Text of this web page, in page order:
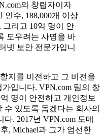
의 창립자이자
인수, 188,000개 이상
리고 10억 명이 안
도우려는 사명을 바
넷 보안 전문가입니
지를 비전하고 그 비전을
입니다. VPN.com 팀의 창
명이 안전하고 개인정보
수 있도록 돕겠다는 회사의
. 2017년 VPN.com 도메
, Michael과 그가 엄선한